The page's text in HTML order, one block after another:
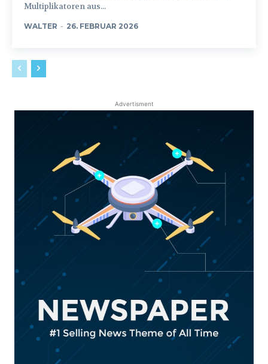
Multiplikatoren aus...
WALTER - 26. FEBRUAR 2026
Advertisment